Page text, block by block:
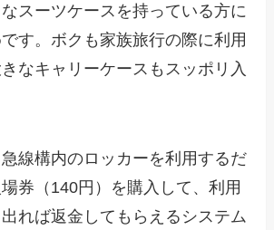
スーツケースを持っている方に
す。ボクも家族旅行の際に利用
なキャリーケースもスッポリ入
線構内のロッカーを利用するだ
券（140円）を購入して、利用
れば返金してもらえるシステム